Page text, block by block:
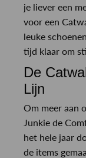
je liever een
voor een
leuke
tijd klaar om
De
Lijn
Om meer aan
Junkie de
het hele jaar
de items